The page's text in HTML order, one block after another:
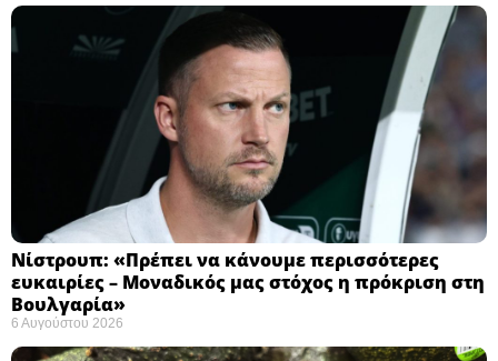
Νίστρουπ: «Πρέπει να κάνουμε περισσότερες
ευκαιρίες – Μοναδικός μας στόχος η πρόκριση στη
Βουλγαρία» ​
6 Αυγούστου 2026